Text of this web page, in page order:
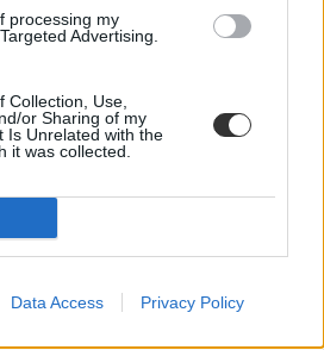
processing my
Advertising.
Collection, Use,
or Sharing of my
Is Unrelated with the
it was collected.
Data Access Privacy Policy
Hoffmann Rózsát
érdeke azt kívánná, hogy a
a felkészülésről szól
változásokat hoz, de nem egyszerre,